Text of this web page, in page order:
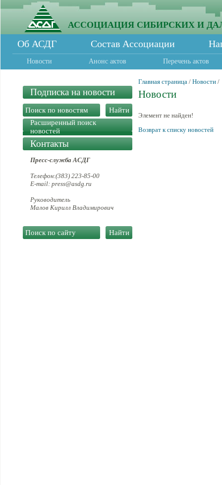
АССОЦИАЦИЯ СИБИРСКИХ И
Об АСДГ Состав Ассоциации
Новости Анонс актов Перечень актов
Подписка на новости
Расширенный поиск
новостей
Контакты
Пресс-служба АСДГ
Телефон:(383) 223-85-00
E-mail: press@asdg.ru
Руководитель
Малов Кирилл Владимирович
Главная страница / Новости /
Новости
Элемент не найден!
Возврат к списку новостей